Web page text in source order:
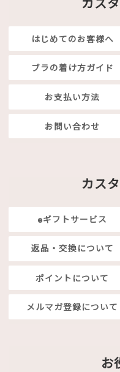
はじめてのお客様へ
ブラの着け方ガイド
お支払い方法
お問い合わせ
カス
eギフトサービス
返品・交換について
ポイントについて
メルマガ登録について
お